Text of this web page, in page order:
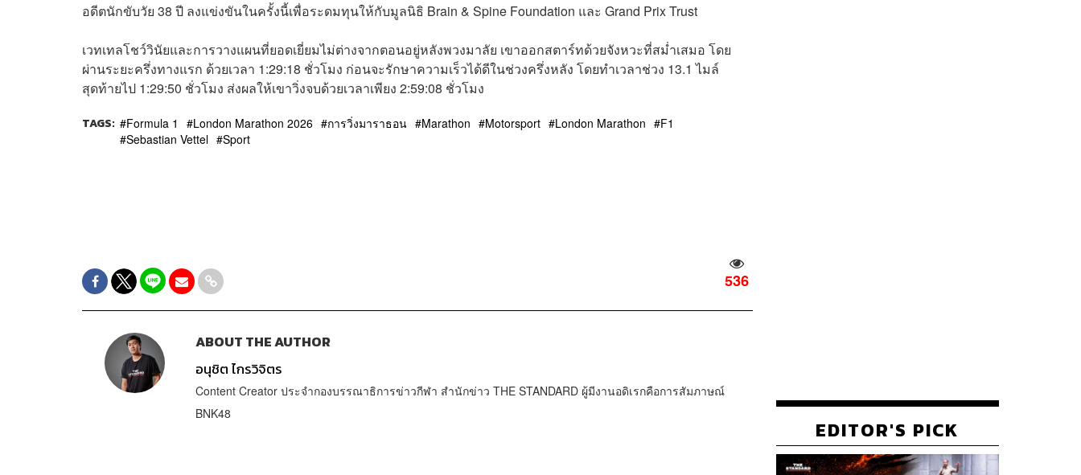
อดีตนักขับวัย 38 ปี ลงแข่งขันในครั้งนี้เพื่อระดมทุนให้กับมูลนิธิ Brain & Spine Foundation และ Grand Prix Trust
เวทเทลโชว์วินัยและการวางแผนที่ยอดเยี่ยมไม่ต่างจากตอนอยู่หลังพวงมาลัย เขาออกสตาร์ทด้วยจังหวะที่สม่ำเสมอ โดย
ผ่านระยะครึ่งทางแรก ด้วยเวลา 1:29:18 ชั่วโมง ก่อนจะรักษาความเร็วได้ดีในช่วงครึ่งหลัง โดยทำเวลาช่วง 13.1 ไมล์
สุดท้ายไป 1:29:50 ชั่วโมง ส่งผลให้เขาวิ่งจบด้วยเวลาเพียง 2:59:08 ชั่วโมง
TAGS: Formula 1 London Marathon 2026 การวิ่งมาราธอน Marathon Motorsport London Marathon
F1
Sebastian Vettel
Sport
536
ABOUT THE AUTHOR
อนุชิต ไกรวิจิตร
Content Creator ประจำกองบรรณาธิการข่าวกีฬา สำนักข่าว THE STANDARD ผู้มีงานอดิเรกคือการสัมภาษณ์
BNK48
EDITOR'S PICK